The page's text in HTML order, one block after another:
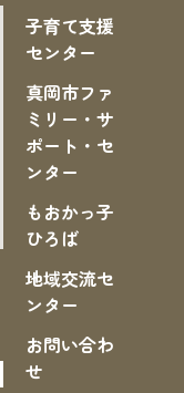
子育て支援
センター
真岡市ファ
ミリー・サ
ポート・セ
ンター
もおかっ子
ひろば
地域交流セ
ンター
お問い合わ
せ